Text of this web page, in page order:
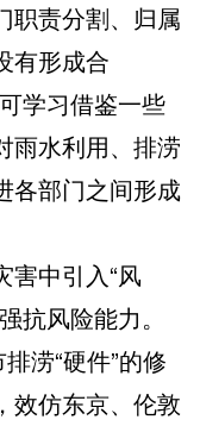
职责分割、归属
有形成合
学习借鉴一些
雨水利用、排涝
各部门之间形成
中引入“风
抗风险能力。
涝“硬件”的修
效仿东京、伦敦